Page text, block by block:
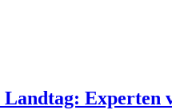
Experten